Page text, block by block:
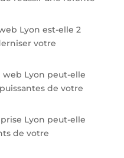
Lyon est-elle 2
votre
Lyon peut-elle
de votre
Lyon peut-elle
de votre